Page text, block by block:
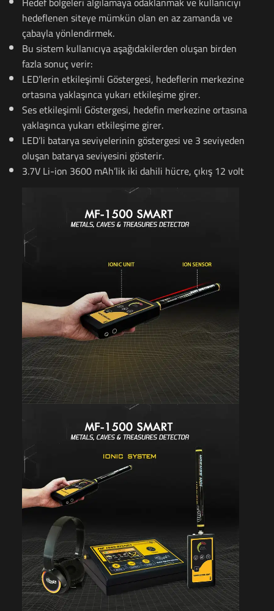
hedeflenen siteye mümkün olan en az zamanda ve
çabayla yönlendirmek.
Bu sistem kullanıcıya aşağıdakilerden oluşan birden
fazla sonuç verir:
LED’lerin etkileşimli Göstergesi, hedeflerin merkezine
ortasına yaklaşınca yukarı etkileşime girer.
Ses etkileşimli Göstergesi, hedefin merkezine ortasına
yaklaşınca yukarı etkileşime girer.
LED’li batarya seviyelerinin göstergesi ve 3 seviyeden
oluşan batarya seviyesini gösterir.
3.7V Li-ion 3600 mAh’lik iki dahili hücre, çıkış 12 volt